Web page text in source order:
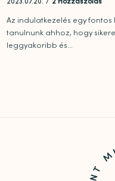
Az indulatkezelés egy
tanulnunk ahhoz, hogy
leggyakoribb és...